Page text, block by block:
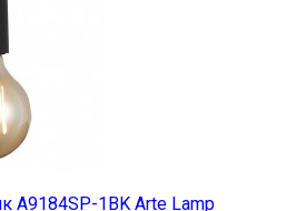
A9184SP-1BK Arte Lamp